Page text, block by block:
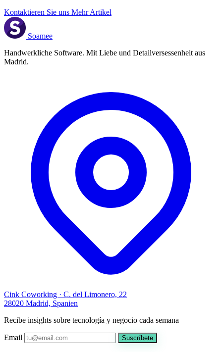
Kontaktieren Sie uns Mehr Artikel
Soamee
Handwerkliche Software. Mit Liebe und Detailversessenheit aus
Madrid.
Cink Coworking · C. del Limonero, 22
28020 Madrid, Spanien
Recibe insights sobre tecnología y negocio cada semana
Email Suscríbete